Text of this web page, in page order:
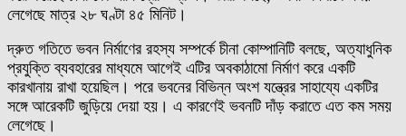
লেগেছে মাত্র ২৮ ঘণ্টা ৪৫ মিনিট।
দ্রুত গতিতে ভবন নির্মাণের রহস্য সম্পর্কে চীনা কোম্পানিটি বলছে, অত্যাধুনিক
প্রযুক্তি ব্যবহারের মাধ্যমে আগেই এটির অবকাঠামো নির্মাণ করে একটি
কারখানায় রাখা হয়েছিল। পরে ভবনের বিভিন্ন অংশ যন্ত্রের সাহায্যে একটির
সঙ্গে আরেকটি জুড়িয়ে দেয়া হয়। এ কারণেই ভবনটি দাঁড় করাতে এত কম সময়
লেগেছে।